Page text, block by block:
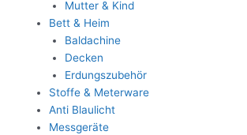
Mutter & Kind
Bett & Heim
Baldachine
Decken
Erdungszubehör
Stoffe & Meterware
Anti Blaulicht
Messgeräte